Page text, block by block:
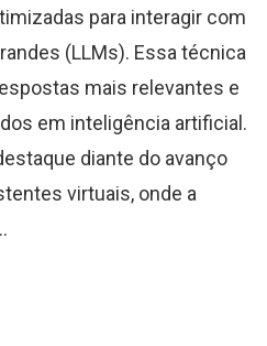
para interagir com
(LLMs). Essa técnica
mais relevantes e
em inteligência artificial.
diante do avanço
virtuais, onde a